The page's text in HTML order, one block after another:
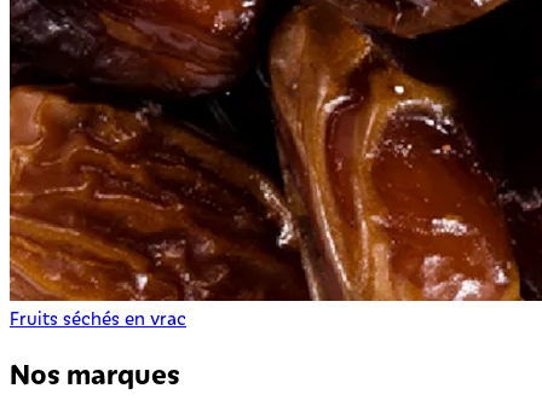
Fruits séchés en vrac
Nos marques